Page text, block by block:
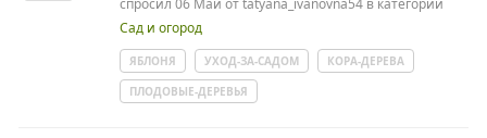
спросил 06 Май отtatyana_ivanovna54 в категории
Сад и огород
ЯБЛОНЯ УХОД-ЗА-САДОМ
КОРА-ДЕРЕВА
ПЛОДОВЫЕ-ДЕРЕВЬЯ